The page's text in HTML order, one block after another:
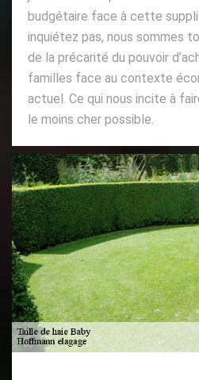
budgétaire face à cette
inquiétez pas, nous sommes
de la précarité du pouvoir
familles face au contexte
actuel. Ce qui nous incite à
le moins cher possible.